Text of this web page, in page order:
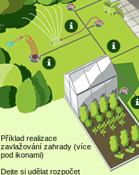
Příklad realizace
zavlažování zahrady (více
pod ikonami)
Dejte si udělat rozpočet